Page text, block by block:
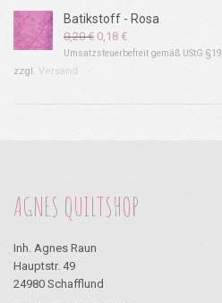
Batikstoff - Rosa
0,20€ Ursprünglicher
Preis
0,18 €Aktueller
Preis
Umsatzsteuerbefreit gemäß UStG §19
zzgl. Versand
AGNES QUILTSHOP
Inh. Agnes Raun
Hauptstr. 49
24980 Schafflund